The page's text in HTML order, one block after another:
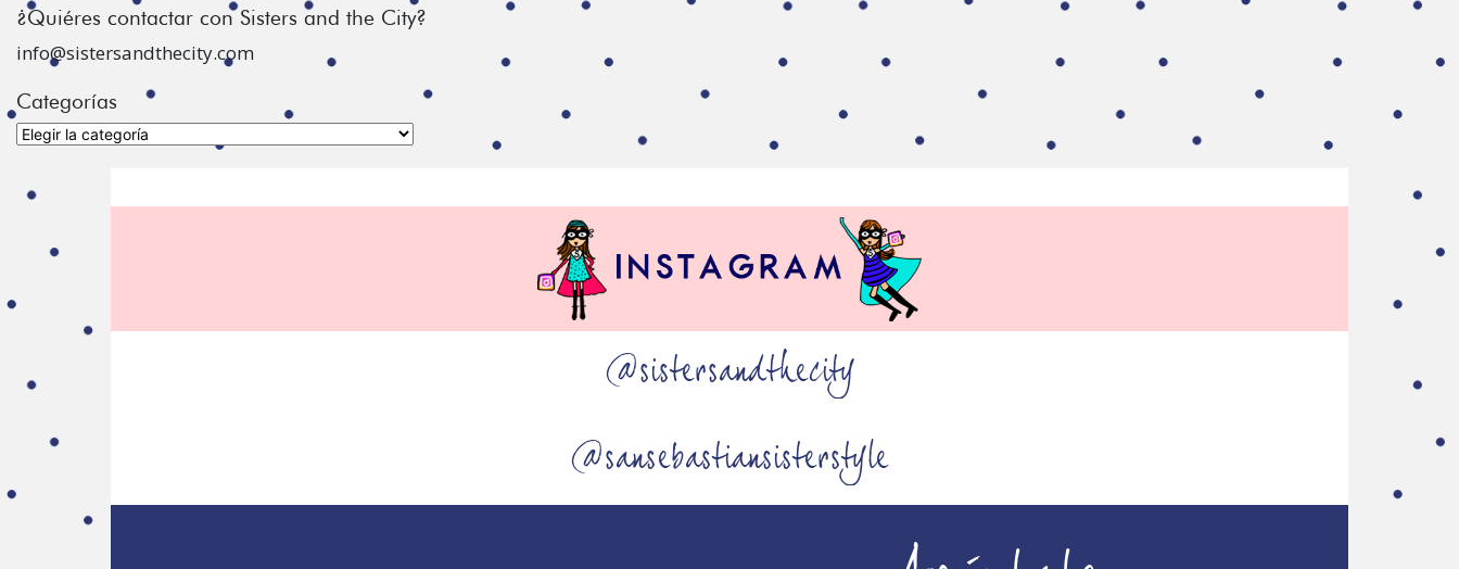
¿Quiéres contactar con Sisters and the City?
info@sistersandthecity.com
Categorías
Categorías
@sistersandthecity
@sansebastiansisterstyle